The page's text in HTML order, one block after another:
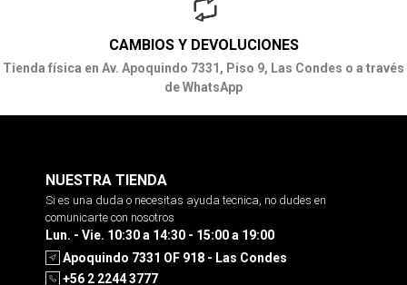
CAMBIOS Y DEVOLUCIONES
Tienda física en Av. Apoquindo 7331, Piso 9, Las Condes o a través
de WhatsApp
NUESTRA TIENDA
Si es una duda o necesitas ayuda tecnica, no dudes en
comunicarte con nosotros
Lun. - Vie. 10:30 a 14:30 - 15:00 a 19:00
Apoquindo 7331 OF 918 - Las Condes
+56 2 2244 3777